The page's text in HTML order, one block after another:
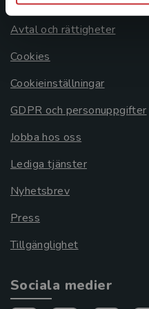
Avtal och rättigheter
Cookies
Cookieinställningar
GDPR och personuppgifter
Jobba hos oss
Lediga tjänster
Nyhetsbrev
Press
Tillgänglighet
Sociala medier